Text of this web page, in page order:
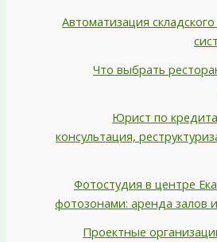
Автоматизация
Что выбрать
Юрист по
консультация,
Фотостудия в центре
фотозонами: аренда залов
Проектные